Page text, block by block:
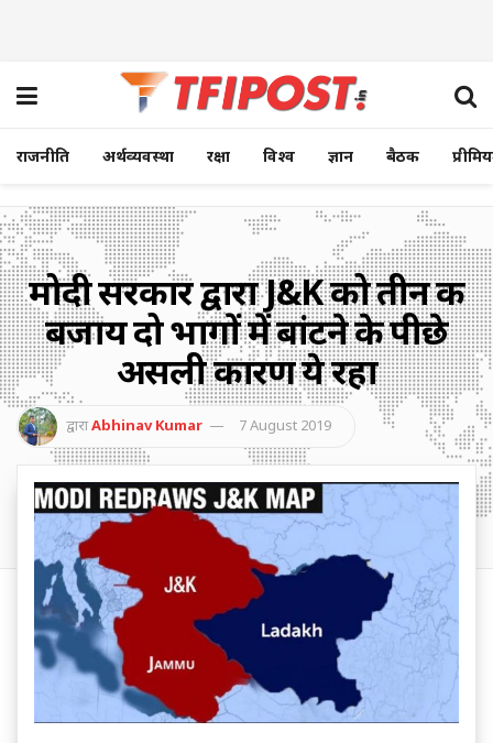
राजनीति अर्थव्यवस्था रक्षा विश्व ज्ञान बैठक
मोदी सरकार द्वारा J&K को तीन की
बजाय दो भागों में बांटने के पीछे
असली कारण ये रहा
द्वाराAbhinav Kumar 7 August 2019